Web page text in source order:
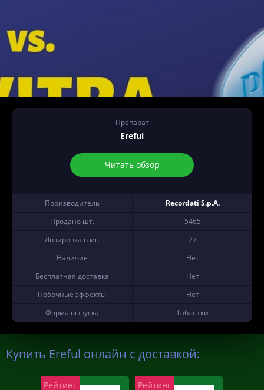
Препарат
Ereful
Читать обзор
Производитель
Recordati S.p.A.
Продано шт.
5465
Дозировка в мг.
27
Наличие
Нет
Бесплатная доставка
Нет
Побочные эффекты
Нет
Форма выпуска
Таблетки
Купить Ereful онлайн с доставкой:
Рейтинг Рейтинг